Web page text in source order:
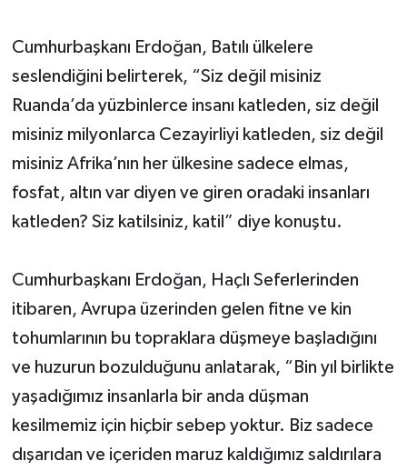
Cumhurbaşkanı Erdoğan, Batılı ülkelere
seslendiğini belirterek, “Siz değil misiniz
Ruanda’da yüzbinlerce insanı katleden, siz değil
misiniz milyonlarca Cezayirliyi katleden, siz değil
misiniz Afrika’nın her ülkesine sadece elmas,
fosfat, altın var diyen ve giren oradaki insanları
katleden? Siz katilsiniz, katil” diye konuştu.
Cumhurbaşkanı Erdoğan, Haçlı Seferlerinden
itibaren, Avrupa üzerinden gelen fitne ve kin
tohumlarının bu topraklara düşmeye başladığını
ve huzurun bozulduğunu anlatarak, “Bin yıl birlikte
yaşadığımız insanlarla bir anda düşman
kesilmemiz için hiçbir sebep yoktur. Biz sadece
dışarıdan ve içeriden maruz kaldığımız saldırılara